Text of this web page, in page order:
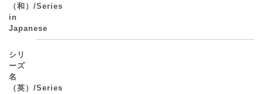
（和）/Series
in
Japanese
シリ
ーズ
名
（英）/Series